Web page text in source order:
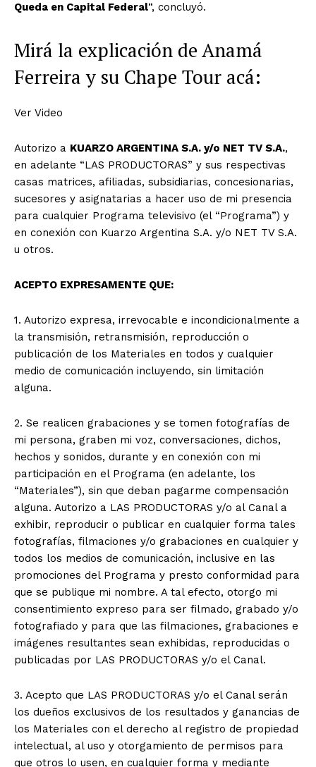
Queda en Capital Federal“, concluyó.
Mirá la explicación de Anamá
Ferreira y su Chape Tour acá:
Ver Video
Autorizo a KUARZO ARGENTINA S.A. y/o NET TV S.A.,
en adelante “LAS PRODUCTORAS” y sus respectivas
casas matrices, afiliadas, subsidiarias, concesionarias,
sucesores y asignatarias a hacer uso de mi presencia
para cualquier Programa televisivo (el “Programa”) y
en conexión con Kuarzo Argentina S.A. y/o NET TV S.A.
u otros.
ACEPTO EXPRESAMENTE QUE:
1. Autorizo expresa, irrevocable e incondicionalmente a
la transmisión, retransmisión, reproducción o
publicación de los Materiales en todos y cualquier
medio de comunicación incluyendo, sin limitación
alguna.
2. Se realicen grabaciones y se tomen fotografías de
mi persona, graben mi voz, conversaciones, dichos,
hechos y sonidos, durante y en conexión con mi
participación en el Programa (en adelante, los
“Materiales”), sin que deban pagarme compensación
alguna. Autorizo a LAS PRODUCTORAS y/o al Canal a
exhibir, reproducir o publicar en cualquier forma tales
fotografías, filmaciones y/o grabaciones en cualquier y
todos los medios de comunicación, inclusive en las
promociones del Programa y presto conformidad para
que se publique mi nombre. A tal efecto, otorgo mi
consentimiento expreso para ser filmado, grabado y/o
fotografiado y para que las filmaciones, grabaciones e
imágenes resultantes sean exhibidas, reproducidas o
publicadas por LAS PRODUCTORAS y/o el Canal.
3. Acepto que LAS PRODUCTORAS y/o el Canal serán
los dueños exclusivos de los resultados y ganancias de
los Materiales con el derecho al registro de propiedad
intelectual, al uso y otorgamiento de permisos para
que otros lo usen, en cualquier forma y mediante